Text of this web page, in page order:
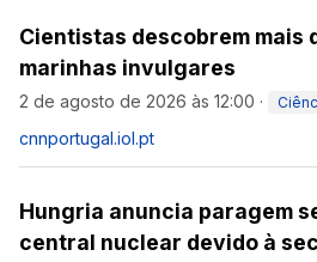
Cientistas descobrem mais
marinhas invulgares
2 de agosto de 2026 às 12:00 ·
cnnportugal.iol.pt
Hungria anuncia paragem
central nuclear devido à